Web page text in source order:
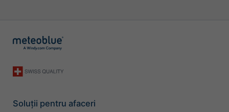
Soluții pentru afaceri